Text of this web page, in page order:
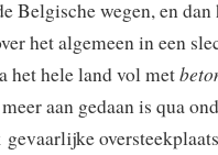
Belgische wegen, en
het algemeen in een
het hele land vol met
aan gedaan is qua
gevaarlijke